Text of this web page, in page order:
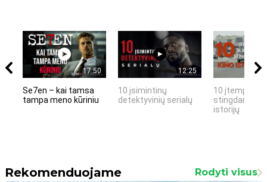
17:50
Se7en – kai tamsa
tampa meno kūriniu
12:25
10 įsimintinų
detektyvinių serialų
10 įtemptų,
stingdančių
istorijų
Rekomenduojame Rodyti visus